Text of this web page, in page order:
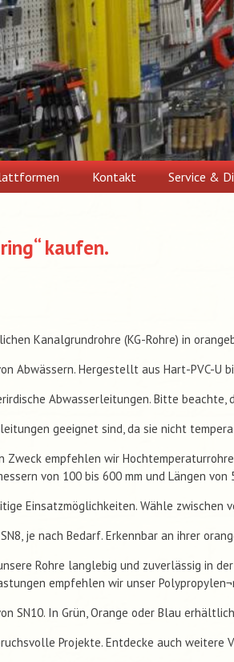
Kontakt Service &
kaufen.
Kanalgrundrohre (KG-Rohre) in
Abwässern. Hergestellt aus Hart-PVC-U
Abwasserleitungen. Bitte beachte,
geeignet sind, da sie nicht
Zweck empfehlen wir Hochtemperaturrohre
von 100 bis 600 mm und Längen von
Einsatzmöglichkeiten. Wähle zwischen
je nach Bedarf. Erkennbar an ihrer
Rohre langlebig und zuverlässig in
empfehlen wir unser
SN10. In Grün, Orange oder Blau
Projekte. Entdecke auch